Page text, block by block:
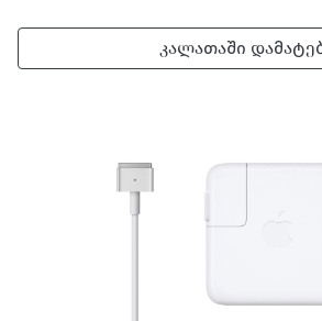
კალათაში